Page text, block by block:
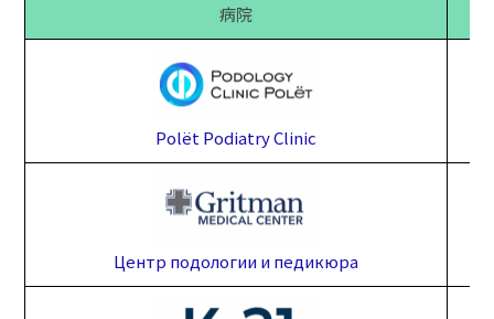
病院
Polёt Podiatry Clinic
Центр подологии и педикюра